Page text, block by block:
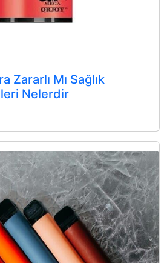
Zararlı Mı Sağlık
Nelerdir